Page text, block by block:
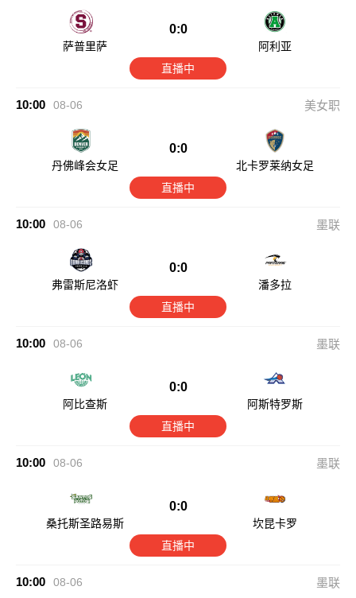
萨普里萨
0:0
阿利亚
直播中
10:00 08-06 美女职
丹佛峰会女足
0:0
北卡罗莱纳女足
直播中
10:00 08-06 墨联
弗雷斯尼洛虾
0:0
潘多拉
直播中
10:00 08-06 墨联
阿比查斯
0:0
阿斯特罗斯
直播中
10:00 08-06 墨联
桑托斯圣路易斯
0:0
坎昆卡罗
直播中
10:00 08-06 墨联